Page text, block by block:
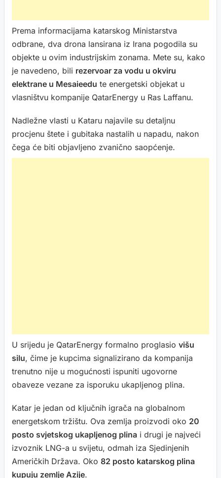
Prema informacijama katarskog Ministarstva
odbrane, dva drona lansirana iz Irana pogodila su
objekte u ovim industrijskim zonama. Mete su, kako
je navedeno, bili rezervoar za vodu u okviru
elektrane u Mesaieedu te energetski objekat u
vlasništvu kompanije QatarEnergy u Ras Laffanu.
Nadležne vlasti u Kataru najavile su detaljnu
procjenu štete i gubitaka nastalih u napadu, nakon
čega će biti objavljeno zvanično saopćenje.
U srijedu je QatarEnergy formalno proglasio višu
silu, čime je kupcima signalizirano da kompanija
trenutno nije u mogućnosti ispuniti ugovorne
obaveze vezane za isporuku ukapljenog plina.
Katar je jedan od ključnih igrača na globalnom
energetskom tržištu. Ova zemlja proizvodi oko 20
posto svjetskog ukapljenog plina i drugi je najveći
izvoznik LNG-a u svijetu, odmah iza Sjedinjenih
Američkih Država. Oko 82 posto katarskog plina
kupuju zemlje Azije.